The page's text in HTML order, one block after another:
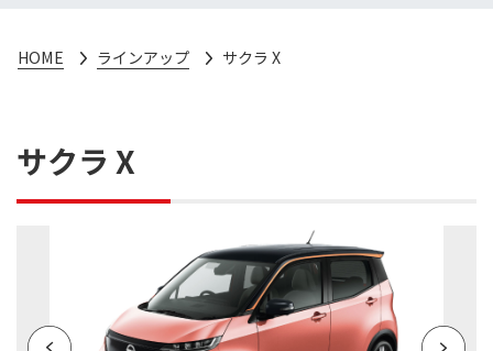
HOME ラインアップ サクラ X
サクラ X